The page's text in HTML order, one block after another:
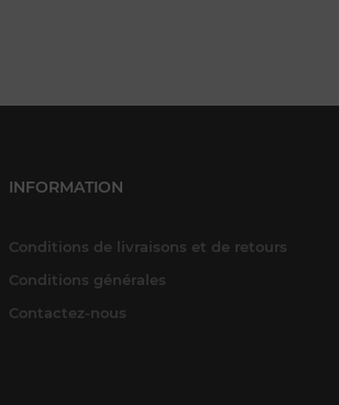
INFORMATION
Conditions de livraisons et de retours
Conditions générales
Contactez-nous